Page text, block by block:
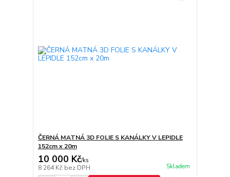
ČERNÁ MATNÁ 3D FOLIE S KANÁLKY V LEPIDLE
152cm x 20m
10 000 Kč/ks
8 264 Kč bez DPH Skladem